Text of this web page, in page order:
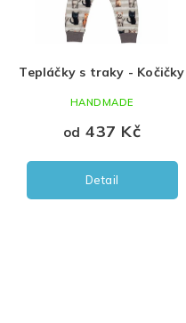
Tepláčky s traky - Kočičky
od 437 Kč
Detail
HANDMADE